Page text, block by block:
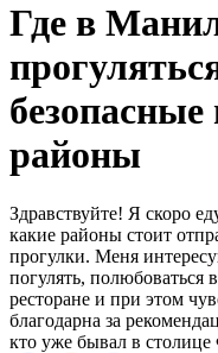
Где в
районы
Здравствуйте! Я скоро
какие районы стоит
прогулки. Меня
погулять,
ресторане и при этом
благодарна за
кто уже бывал в